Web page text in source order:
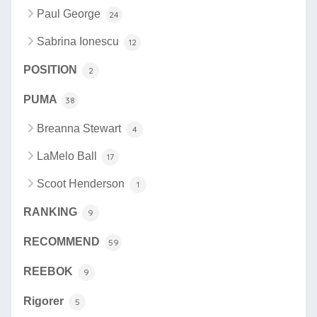
Paul George 24
Sabrina Ionescu 12
POSITION 2
PUMA 38
Breanna Stewart 4
LaMelo Ball 17
Scoot Henderson 1
RANKING 9
RECOMMEND 59
REEBOK 9
Rigorer 5